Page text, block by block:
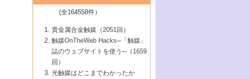
B号 第111回触媒討論会（2013年・関西大
7号 ゼオライト合成における最近の進歩
7号 有機分子触媒による精密有機合成
8号 高機能化ポリオレフィンに向けた重合
触媒の最近の進展
5号 CO2が関わる触媒・材料
7号 持続可能社会実現のための触媒および
触媒関連技術
4号 錯体を利用したユニークな表面構造の
構築と機能
5号 若手会員による触媒研究の未来展望1：
企業編
6号 第102回触媒討論会
7号 触媒・化学反応における計算化学の進
を実現する触媒
5号 こんな物質，あんな物質―新たな触媒
の可能性―
7号 『結晶の化学』を活かした触媒研究
3号 リビング重合触媒の最近の展開
5号 水素製造・貯蔵のための触媒技術の新
しい展開
6号 第98回触媒討論会
7号 基礎化学品製造の触媒技術
2号 第95回触媒討論会
4号 水分解用光触媒材料
5号 時間分解分光の進歩と応用
6号 第96回触媒討論会
1号 部分酸化反応触媒の最前線
2号 第93回触媒討論会
3号 特殊エネルギー場の触媒反応
4号 生体内における金属の触媒作用
5号 ファインケミカルズの展開に寄与する
▼45巻（2003年）
1号 なぜこの触媒が良いのか？
2号 第91回触媒討論会
3号 最近の自動車排ガス処理技術
4号 触媒研究の現状と将来─第90回触媒討論
▼44巻（2002年）
1号 高次制御された触媒の化学
2号 第89回触媒討論会
3号 触媒を利用した電気化学の新展開
▼43巻（2001年）
1号 グリーンケミストリーと触媒
2号 第87回触媒討論会特集号
▼42巻（2000年）
1号 触媒反応工学の明日を拓く
▼41巻（1999年）
(全164558件）
貴金属合金触媒（2051回）
触媒OnTheWeb Hacks─「触媒」
誌のウェブサイトを使う─（1659
回）
光触媒はどこまでわかったか